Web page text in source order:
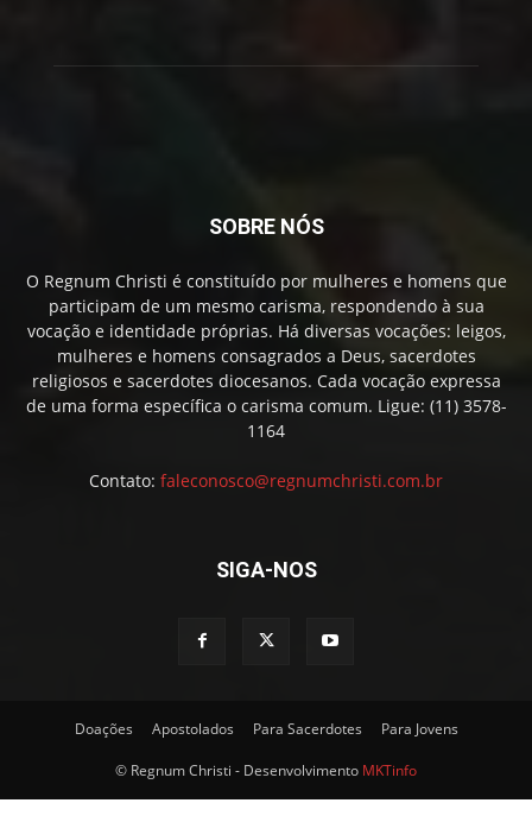
SOBRE NÓS
O Regnum Christi é constituído por mulheres e homens que
participam de um mesmo carisma, respondendo à sua
vocação e identidade próprias. Há diversas vocações: leigos,
mulheres e homens consagrados a Deus, sacerdotes
religiosos e sacerdotes diocesanos. Cada vocação expressa
de uma forma específica o carisma comum. Ligue: (11) 3578-
1164
Contato: faleconosco@regnumchristi.com.br
SIGA-NOS
Doações Apostolados Para Sacerdotes Para Jovens
© Regnum Christi - Desenvolvimento MKTinfo